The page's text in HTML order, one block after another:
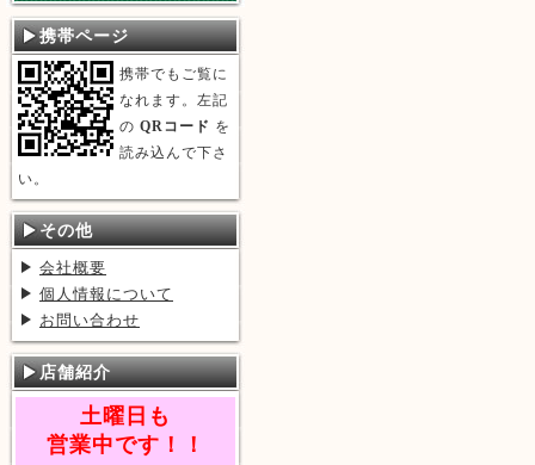
携帯ページ
携帯でもご覧に
なれます。左記
の QRコード を
読み込んで下さ
い。
その他
会社概要
個人情報について
お問い合わせ
店舗紹介
土曜日も
営業中です！！